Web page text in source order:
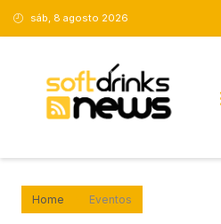
sáb, 8 agosto 2026
Home Eventos